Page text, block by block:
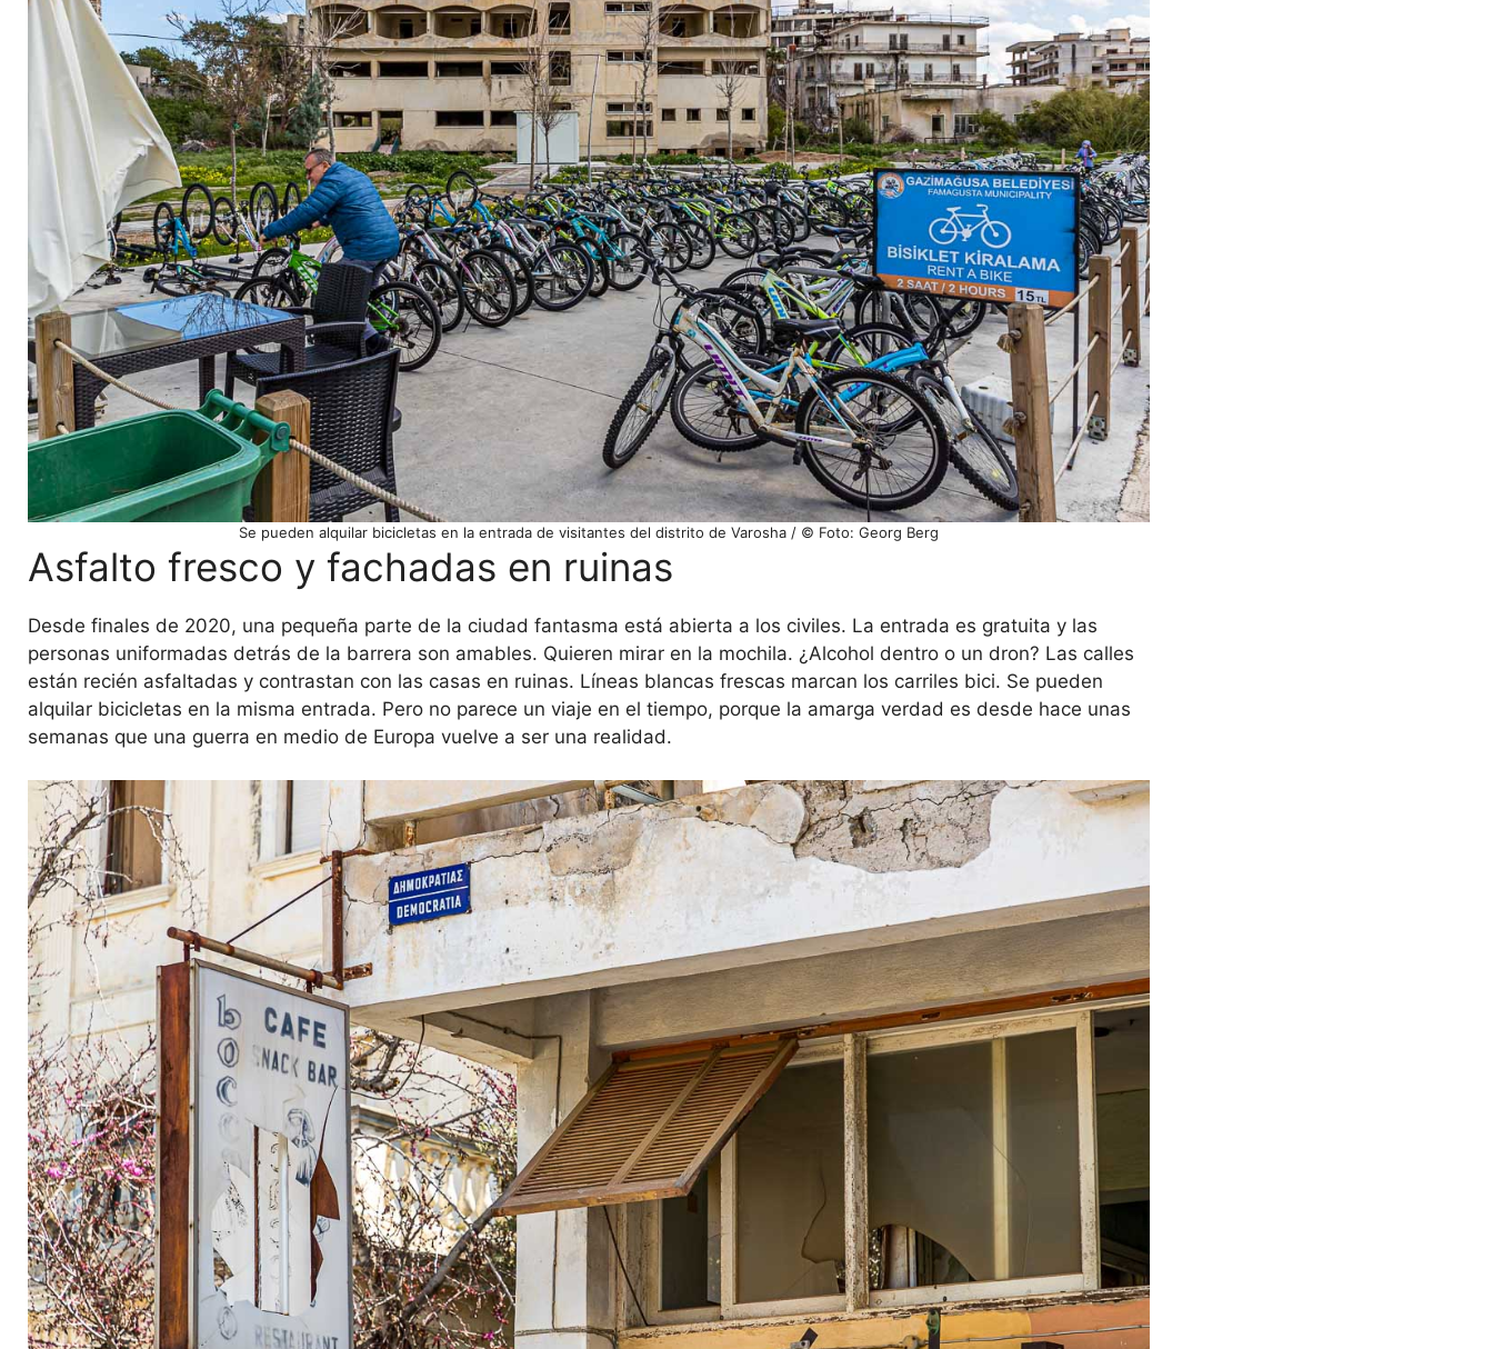
Se pueden alquilar bicicletas en la entrada de visitantes del distrito de Varosha / © Foto: Georg Berg
Asfalto fresco y fachadas en ruinas
Desde finales de 2020, una pequeña parte de la ciudad fantasma está abierta a los civiles. La entrada es gratuita y las
personas uniformadas detrás de la barrera son amables. Quieren mirar en la mochila. ¿Alcohol dentro o un dron? Las calles
están recién asfaltadas y contrastan con las casas en ruinas. Líneas blancas frescas marcan los carriles bici. Se pueden
alquilar bicicletas en la misma entrada. Pero no parece un viaje en el tiempo, porque la amarga verdad es desde hace unas
semanas que una guerra en medio de Europa vuelve a ser una realidad.